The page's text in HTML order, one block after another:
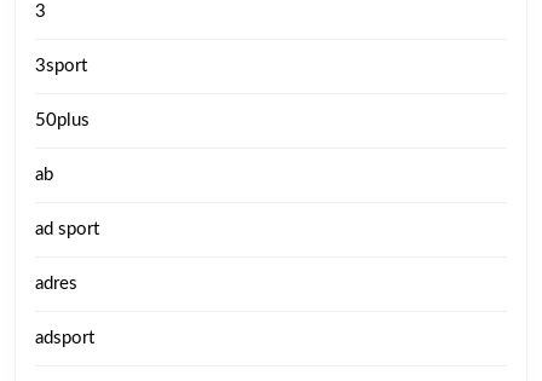
3
3sport
50plus
ab
ad sport
adres
adsport